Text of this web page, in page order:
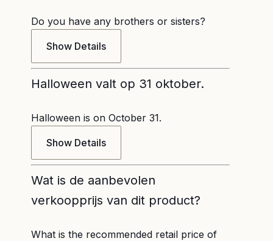
Do you have any brothers or sisters?
Show Details
Halloween valt op 31 oktober.
Halloween is on October 31.
Show Details
Wat is de aanbevolen
verkoopprijs van dit product?
What is the recommended retail price of